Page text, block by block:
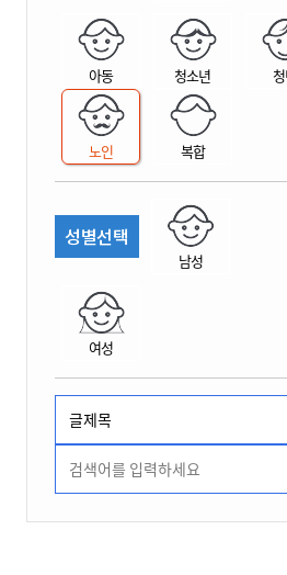
아동 청소년
노인 복합
성별선택
남성
여성